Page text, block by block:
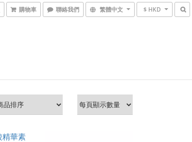
購物車 聯絡我們 繁體中文 $ HKD